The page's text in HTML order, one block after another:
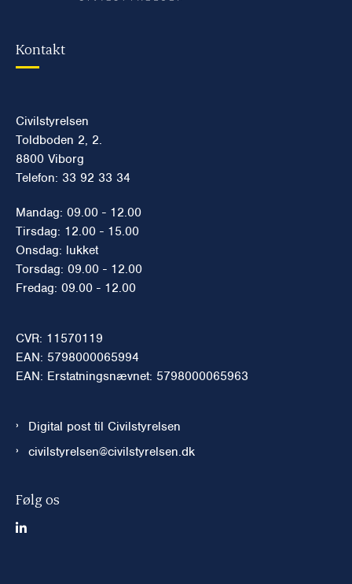
Kontakt
Civilstyrelsen
Toldboden 2, 2.
8800 Viborg
Telefon: 33 92 33 34
Mandag: 09.00 - 12.00
Tirsdag: 12.00 - 15.00
Onsdag: lukket
Torsdag: 09.00 - 12.00
Fredag: 09.00 - 12.00
CVR: 11570119
EAN: 5798000065994
EAN: Erstatningsnævnet: 5798000065963
Digital post til Civilstyrelsen
civilstyrelsen@civilstyrelsen.dk
Følg os